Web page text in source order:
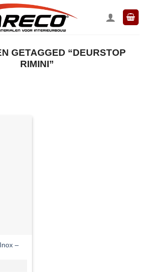
GETAGGED “DEURSTOP
RIMINI”
–